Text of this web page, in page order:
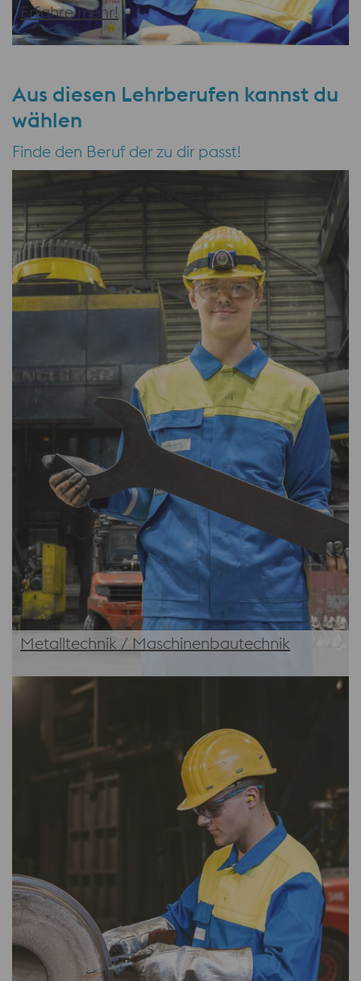
Erfahre mehr!
Aus diesen Lehrberufen kannst du
wählen
Finde den Beruf der zu dir passt!
Metalltechnik / Maschinenbautechnik